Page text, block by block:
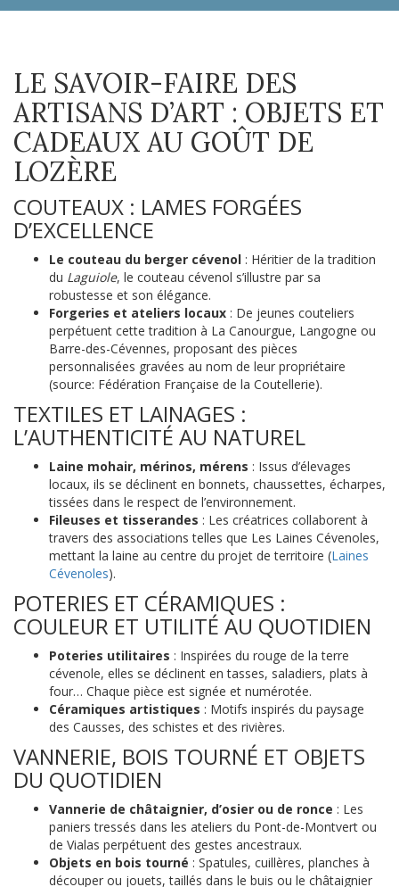
LE SAVOIR-FAIRE DES
ARTISANS D’ART : OBJETS ET
CADEAUX AU GOÛT DE
LOZÈRE
COUTEAUX : LAMES FORGÉES
D’EXCELLENCE
Le couteau du berger cévenol : Héritier de la tradition
du Laguiole, le couteau cévenol s’illustre par sa
robustesse et son élégance.
Forgeries et ateliers locaux : De jeunes couteliers
perpétuent cette tradition à La Canourgue, Langogne ou
Barre-des-Cévennes, proposant des pièces
personnalisées gravées au nom de leur propriétaire
(source: Fédération Française de la Coutellerie).
TEXTILES ET LAINAGES :
L’AUTHENTICITÉ AU NATUREL
Laine mohair, mérinos, mérens : Issus d’élevages
locaux, ils se déclinent en bonnets, chaussettes, écharpes,
tissées dans le respect de l’environnement.
Fileuses et tisserandes : Les créatrices collaborent à
travers des associations telles que Les Laines Cévenoles,
mettant la laine au centre du projet de territoire (Laines
Cévenoles).
POTERIES ET CÉRAMIQUES :
COULEUR ET UTILITÉ AU QUOTIDIEN
Poteries utilitaires : Inspirées du rouge de la terre
cévenole, elles se déclinent en tasses, saladiers, plats à
four… Chaque pièce est signée et numérotée.
Céramiques artistiques : Motifs inspirés du paysage
des Causses, des schistes et des rivières.
VANNERIE, BOIS TOURNÉ ET OBJETS
DU QUOTIDIEN
Vannerie de châtaignier, d’osier ou de ronce : Les
paniers tressés dans les ateliers du Pont-de-Montvert ou
de Vialas perpétuent des gestes ancestraux.
Objets en bois tourné : Spatules, cuillères, planches à
découper ou jouets, taillés dans le buis ou le châtaignier